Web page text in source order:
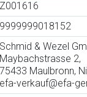
Z001616
9999999018152
Schmid & Wezel
Maybachstrasse 2,
75433 Maulbronn,
efa-verkauf@efa-